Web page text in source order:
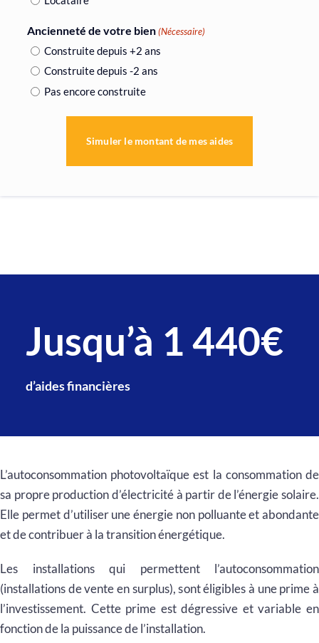
Ancienneté de votre bien (Nécessaire)
Construite depuis +2 ans
Construite depuis -2 ans
Pas encore construite
Jusqu’à 1 440€
d’aides financières
L’autoconsommation photovoltaïque est la consommation de
sa propre production d’électricité à partir de l’énergie solaire.
Elle permet d’utiliser une énergie non polluante et abondante
et de contribuer à la transition énergétique.
Les installations qui permettent l’autoconsommation
(installations de vente en surplus), sont éligibles à une prime à
l’investissement. Cette prime est dégressive et variable en
fonction de la puissance de l’installation.